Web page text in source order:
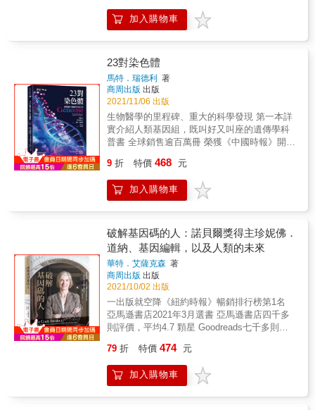
神。&mdash;&mdash;史蒂文．普爾（Steven
Poole），《電訊報》（The Telegraph，英
國） & 穆克吉把本來互不連貫的敘事融合在一
的聲音，提醒讀者：無論我們的知識多麼淵博
高深，仍然有很多事物待學習。妙筆生花，很
難不起共鳴。&mdash;&mdash;瑪麗．沃迪卡
（Marie Vodicka），《科學》（Science） &
醫師兼生物學家穆克吉對人體中微乎其微發揮
功能的非道德力量深感著迷。他最新的書在探
索演化、突變，和疾病的過程中，把所有的生
時被歸為浪漫派，因為他用親密和驚奇來描述
如此微小的生命跡象和現代醫學希望解決的複
雜難題。&mdash;&mdash;派崔克．拉帕
（Patrick Rapa），《費城問詢報》（The
的導遊&hellip;&hellip;他也是一位技巧精湛，風
格獨具的作家。他把科學家精彩的故事、他自
己有時因病人和朋友去世而痛苦的記憶，以及
細胞運作的複雜科學交織在一起&hellip;&hellip;
他的雄心再度獲得報償，創造了百科全書式的
探索，了解我們如何到達現在這個情況──並勾
勒出我們對未來必須提出的問題。
&mdash;&mdash;漢娜．庫赫勒（Hannah
Kuchler），《金融時報》（Financial Times）
& 穆克吉對骨髓移植早期努力的報導觸動人
心。他對於幹細胞的討論是一流的水準
&hellip;&hellip;總而言之，本書是與眾不同的細
胞頌歌──它們的結構與功能、共通之處、多樣
經有相當大的應用，市面上也可以找到很多基
因改造大豆、玉米等等產品。近年發現的
效率更是有爆炸性的進步。除了針對農作物，
這項技術甚至可以應用在醫學上，永久的修改
人類的基因組成。 & 躍上焦點的CRISPR 2018
年，中國生物學家賀建奎透過基因編輯技術改
造了一對雙胞胎的基因，並宣稱這一對雙胞胎
未來會對愛滋病具有免疫力。這個事件引起了
生物學界和國際社會的軒然大波，其中應用的
CRISPR 技術也躍上檯面成為新聞熱議的焦
點。2020年，道納和夏本提爾因為發現了
是CRISPR？基因編輯又會對我們的生活帶來什
麼樣的影響？ & 我們是否真的準備好迎接這個
改變人類的重要技術？ 如同2018年轟動一時的
的基因是可以接受的嗎？誰又能決定哪些應用
是可以接受的？《表觀遺傳大革命》作者奈莎‧
卡雷將要在這本書中從原理、應用到未來的道
德思辨帶我們全面探索基因編輯這個改變我們
生活的重要技術。
加入購物車
23對染色體
馬特．瑞德利 著
商周出版 出版
2021/11/06 出版
生物醫學的里程碑、重大的科學發現 第一本詳
實介紹人類基因組，既叫好又叫座的遺傳學科
普書 全球銷售逾百萬冊 榮獲《中國時報》開卷
「以充滿創意的手法，把極端學術性的人類遺
傳學知識寫成人人可讀的科普讀物
&hellip;&hellip;不用一張圖片，也能帶領讀者很
（genome）是由23對染色體所組成的完整基因
組合，也可以說是人類的一部自傳。這套基因
組採用四個英文字母（A,T,G,C；代表四類鹼基
對）來組合，DNA（去氧核糖核酸）總計包含
了三十億個這類字母。 三百多萬年以來，我們
的基因組代代相傳，並經過編輯、刪除、突變
與增添。 作者從人類的23對染色體裡各選出一
個新發現的基因，述說其故事，並將人類與其
遠祖的歷史，由生命誕生之初娓娓道來，鋪陳
到未來醫學的啟蒙之際。 他羅列了我們與細菌
我們罹患重疾的基因、可能影響我們的智力的
基因、賦予我們語言文法能力的基因、指引我
們的身體與頭腦發展的基因、讓我們具有記憶
9 折 特價 468 元
加入購物車
破解基因碼的人：諾貝爾獎得主珍妮佛．
道納、基因編輯，以及人類的未來
華特．艾薩克森 著
商周出版 出版
2021/10/02 出版
一出版就空降《紐約時報》暢銷排行榜第1名
亞馬遜書店2021年3月選書 亞馬遜書店四千多
則評價，平均4.7 顆星 Goodreads七千多則讀
傳》作者最新力作 2020年諾貝爾化學獎得主珍
妮佛．道納傳記，她的研究足以改變人類歷
史！ 「今年的大獎與生命密碼的改寫有關。這
79 折 特價 474 元
加入購物車